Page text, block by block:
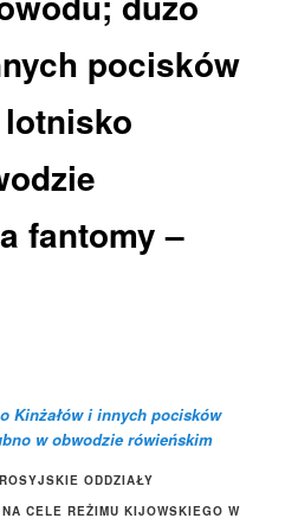
pocisków
lotnisko
fantomy –
Kinżałów i innych pocisków
w obwodzie rówieńskim
ODDZIAŁY
CELE REŻIMU KIJOWSKIEGO W